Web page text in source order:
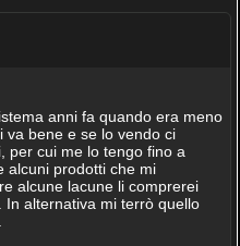
anni fa quando era meno
va bene e se lo vendo ci
per cui me lo tengo fino a
alcuni prodotti che mi
alcune lacune li comprerei
alternativa mi terrò quello